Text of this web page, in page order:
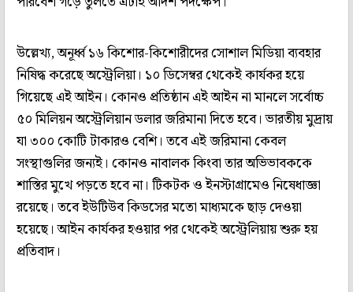
উল্লেখ্য, অনূর্ধ্ব ১৬ কিশোর-কিশোরীদের সোশাল মিডিয়া ব্যবহার
নিষিদ্ধ করেছে অস্ট্রেলিয়া। ১০ ডিসেম্বর থেকেই কার্যকর হয়ে
গিয়েছে এই আইন। কোনও প্রতিষ্ঠান এই আইন না মানলে সর্বোচ্চ
৫০ মিলিয়ন অস্ট্রেলিয়ান ডলার জরিমানা দিতে হবে। ভারতীয় মুদ্রায়
যা ৩০০ কোটি টাকারও বেশি। তবে এই জরিমানা কেবল
সংস্থাগুলির জন্যই। কোনও নাবালক কিংবা তার অভিভাবককে
শাস্তির মুখে পড়তে হবে না। টিকটক ও ইনস্টাগ্রামেও নিষেধাজ্ঞা
রয়েছে। তবে ইউটিউব কিডসের মতো মাধ্যমকে ছাড় দেওয়া
হয়েছে। আইন কার্যকর হওয়ার পর থেকেই অস্ট্রেলিয়ায় শুরু হয়
প্রতিবাদ।